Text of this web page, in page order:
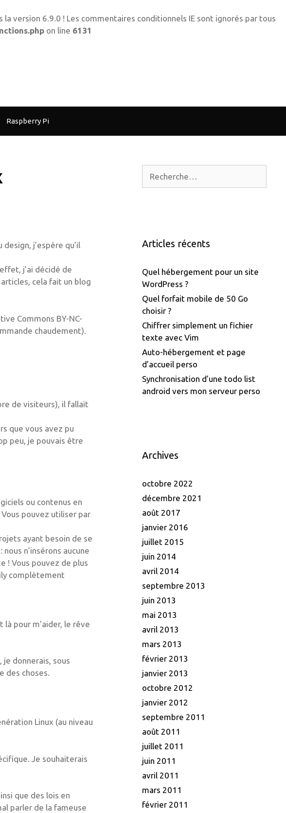
la version 6.9.0 ! Les commentaires conditionnels IE sont ignorés par tous
on line 6131
Raspberry Pi
j’espère qu’il
j’ai décidé de
cela fait un blog
Commons BY-NC-
chaudement).
de visiteurs), il fallait
que vous avez pu
peu, je pouvais être
ou contenus en
pouvez utiliser par
ayant besoin de se
n’insérons aucune
! Vous pouvez de plus
complètement
pour m’aider, le rêve
je donnerais, sous
des choses.
Linux (au niveau
Je souhaiterais
que des lois en
parler de la fameuse
Articles récents
Quel hébergement pour un site
WordPress ?
Quel forfait mobile de 50 Go
choisir ?
Chiffrer simplement un fichier
texte avec Vim
Auto-hébergement et page
d’accueil perso
Synchronisation d’une todo list
android vers mon serveur perso
Archives
octobre 2022
décembre 2021
août 2017
janvier 2016
juillet 2015
juin 2014
avril 2014
septembre 2013
juin 2013
mai 2013
avril 2013
mars 2013
février 2013
janvier 2013
octobre 2012
janvier 2012
septembre 2011
août 2011
juillet 2011
juin 2011
avril 2011
mars 2011
février 2011